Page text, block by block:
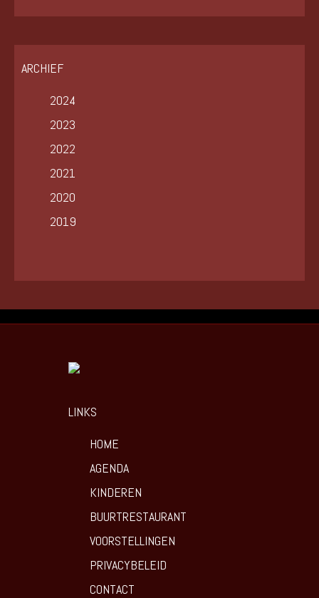
ARCHIEF
2024
2023
2022
2021
2020
2019
LINKS
HOME
AGENDA
KINDEREN
BUURTRESTAURANT
VOORSTELLINGEN
PRIVACYBELEID
CONTACT